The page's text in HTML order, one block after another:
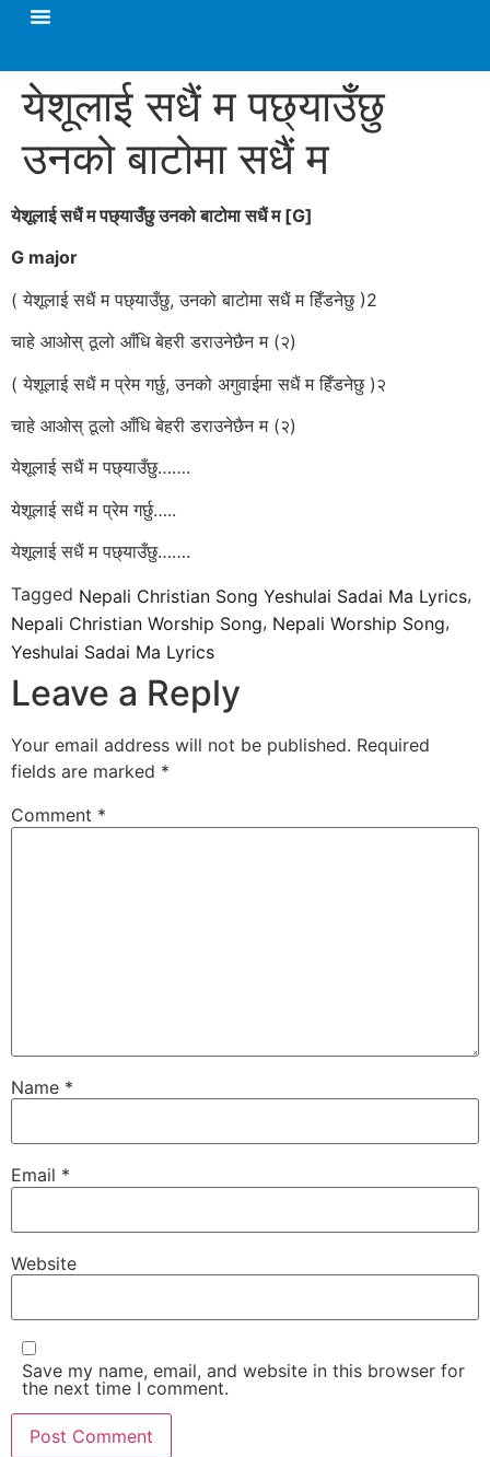
येशूलाई सधैं म पछ्याउँछु
उनको बाटोमा सधैं म
येशूलाई सधैं म पछ्याउँछु उनको बाटोमा सधैं म [G]
G major
( येशूलाई सधैं म पछ्याउँछु, उनको बाटोमा सधैं म हिँडनेछु )2
चाहे आओस्‌ ठूलो आँधि बेहरी डराउनेछैन म (२)
( येशूलाई सधैं म प्रेम गर्छु, उनको अगुवाईमा सधैं म हिँडनेछु )२
चाहे आओस्‌ ठूलो आँधि बेहरी डराउनेछैन म (२)
येशूलाई सधैं म पछ्याउँछु…….
येशूलाई सधैं म प्रेम गर्छु…..
येशूलाई सधैं म पछ्याउँछु…….
Tagged Nepali Christian Song Yeshulai Sadai Ma Lyrics,
Nepali Christian Worship Song, Nepali Worship Song,
Yeshulai Sadai Ma Lyrics
Leave a Reply
Your email address will not be published. Required
fields are marked *
Comment *
Name *
Email *
Website
Save my name, email, and website in this browser for
the next time I comment.